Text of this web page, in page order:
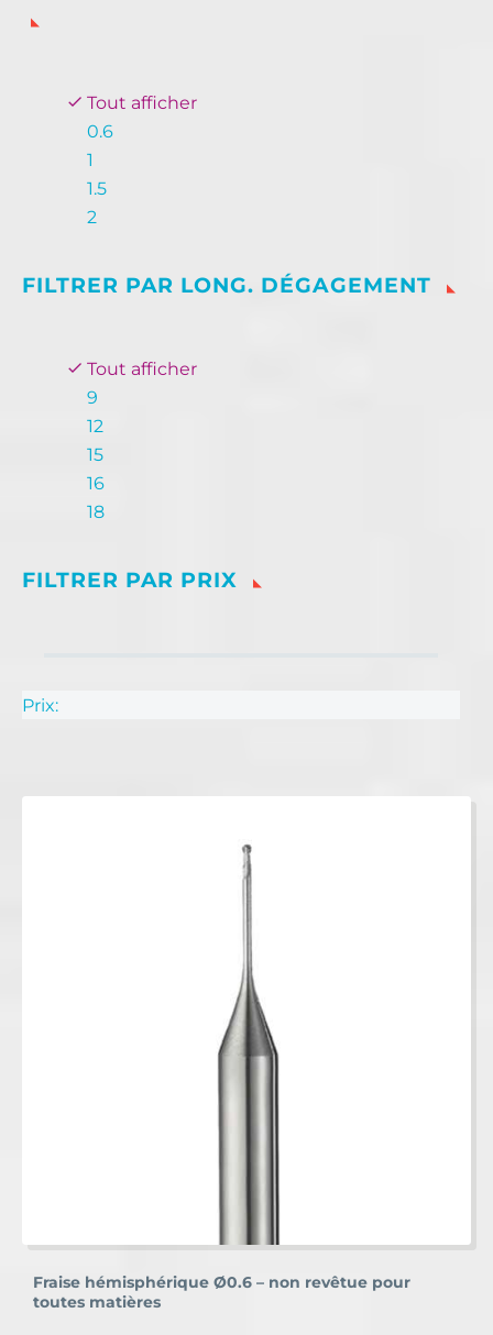
Tout afficher
0.6
1
1.5
2
FILTRER PAR LONG. DÉGAGEMENT
Tout afficher
9
12
15
16
18
FILTRER PAR PRIX
Prix:
Fraise hémisphérique Ø0.6 – non revêtue pour
toutes matières